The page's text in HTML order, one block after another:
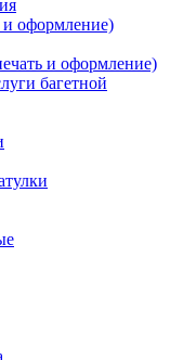
и оформление)
и оформление)
багетной